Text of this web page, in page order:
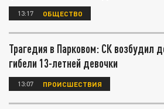
13:17 ОБЩЕСТВО
Трагедия в Парковом: СК возбудил
гибели 13-летней девочки
13:07 ПРОИСШЕСТВИЯ